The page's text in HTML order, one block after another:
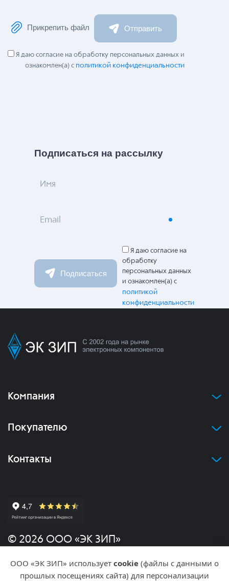
Прикрепить файл Отправить
Я даю согласие на обработку персональных данных и
ознакомлен(а) с политикой конфиденциальности
Подписаться на рассылку
Имя
Email
Подписаться
Я даю согласие на
обработку
персональных данных
и ознакомлен(а) с
политикой
конфиденциальности
Компания
Покупателю
Контакты
© 2026 ООО «ЭК ЗИП»
Политика конфиденциальности
ООО «ЭК ЗИП» использует cookie (файлы с данными о
прошлых посещениях сайта) для персонализации